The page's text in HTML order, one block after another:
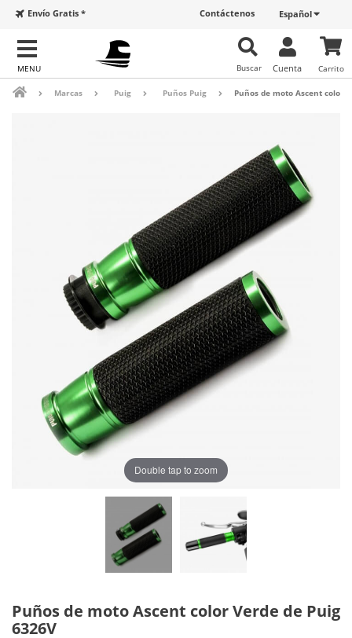
Español
Contáctenos
Envío Gratis *
Carrito
Cuenta
Buscar
Marcas Puig Puños Puig Puños de moto Ascent color
Double tap to zoom
Puños de moto Ascent color Verde de Puig
6326V